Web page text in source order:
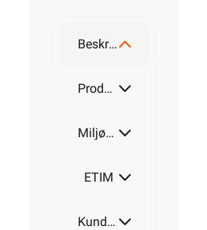
Beskrivelse
Produktdetaljer
Miljøparametere
ETIM
Kundeomtale